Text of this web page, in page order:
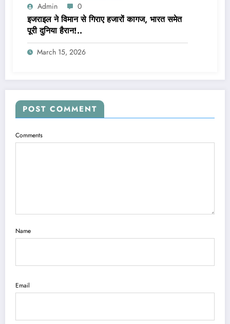
Admin 0
इजराइल ने विमान से गिराए हजारों कागज, भारत समेत
पूरी दुनिया हैरान!..
March 15, 2026
POST COMMENT
Comments
Name
Email